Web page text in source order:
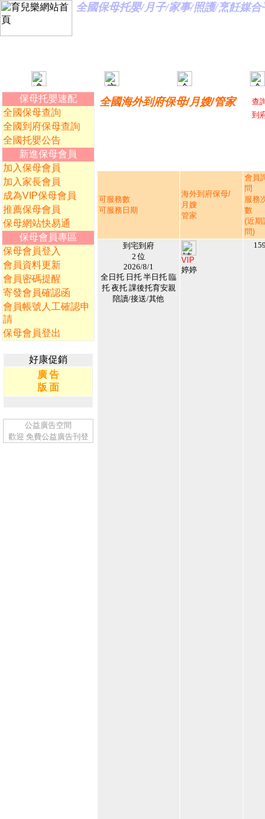
全國保母托嬰/月子/家事/照護/烹飪媒
保母托嬰速配
全國保母查詢
全國到府保母查詢
全國托嬰公告
新進保母會員
加入保母會員
加入家長會員
成為VIP保母會員
推薦保母會員
保母網站快易通
保母會員專區
保母會員登入
會員資料更新
會員密碼提醒
寄發會員確認函
會員帳號人工確認申
請
保母會員登出
好康促銷
廣 告
版 面
公益廣告空間
歡迎 免費公益廣告刊登
全國海外到府保母/月嫂/管家
查
到
可服務數
可服務日期
海外到府保母/
月嫂
管家
會員
問
服務
數
(近期
問)
到宅到府
2 位
2026/8/1
全日托 日托 半日托 臨
托 夜托 課後托育安親
陪讀/接送/其他
VIP
婷婷
159